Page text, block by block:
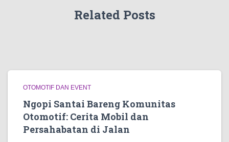
Related Posts
OTOMOTIF DAN EVENT
Ngopi Santai Bareng Komunitas
Otomotif: Cerita Mobil dan
Persahabatan di Jalan